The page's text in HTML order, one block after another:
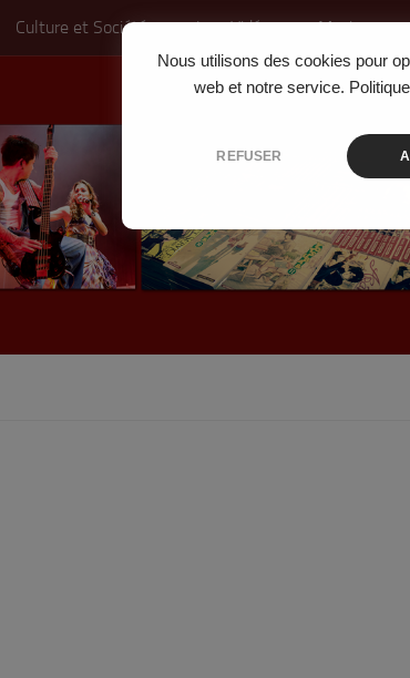
Nous utilisons des cookies pour
web et notre service.
REFUSER
Culture et Société Jeux Vidéo Musique